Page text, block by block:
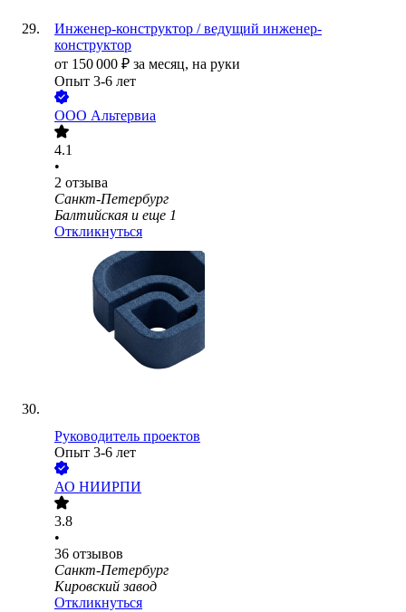
Инженер-конструктор / ведущий инженер-
конструктор
от 150 000 ₽ за месяц, на руки
Опыт 3-6 лет
ООО Альтервиа
4.1
•
2 отзыва
Санкт-Петербург
Балтийская и еще 1
Откликнуться
Руководитель проектов
Опыт 3-6 лет
АО НИИРПИ
3.8
•
36 отзывов
Санкт-Петербург
Кировский завод
Откликнуться